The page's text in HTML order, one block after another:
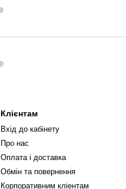
Клієнтам
Вхід до кабінету
Про нас
Оплата і доставка
Обмін та повернення
Корпоративним кліентам